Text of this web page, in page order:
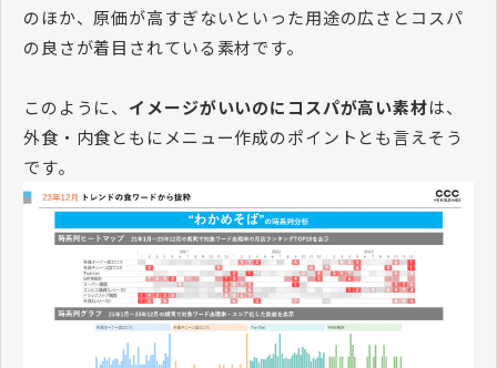
のほか、原価が高すぎないといった用途の広さとコスパ
の良さが着目されている素材です。
このように、 イメージがいいのにコスパが高い素材は、
外食・内食ともにメニュー作成のポイントとも言えそう
です。